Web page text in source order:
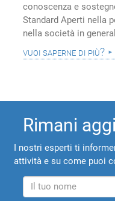
conoscenza e
Standard Aperti nella
nella società in
vuoi saperne di più?
Rimani
I nostri esperti ti
attività e su come puoi